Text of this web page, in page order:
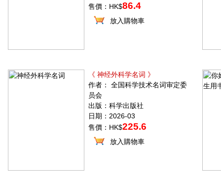
售價：HK$86.4
放入購物車
《 神经外科学名词 》
作者： 全国科学技术名词审定委
员会
出版：科学出版社
日期：2026-03
售價：HK$225.6
放入購物車